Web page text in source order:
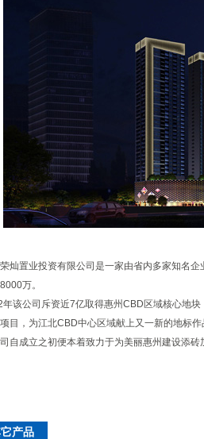
灿置业投资有限公司是一家由省内多家知名
万。
该公司斥资近7亿取得惠州CBD区域核心地
目，为江北CBD中心区域献上又一新的地标作
自成立之初便本着致力于为美丽惠州建设添
产品